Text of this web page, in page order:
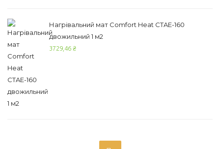
Нагрівальний мат Comfort Heat CTAE-160
двожильний 1 м2
3729,46 ₴